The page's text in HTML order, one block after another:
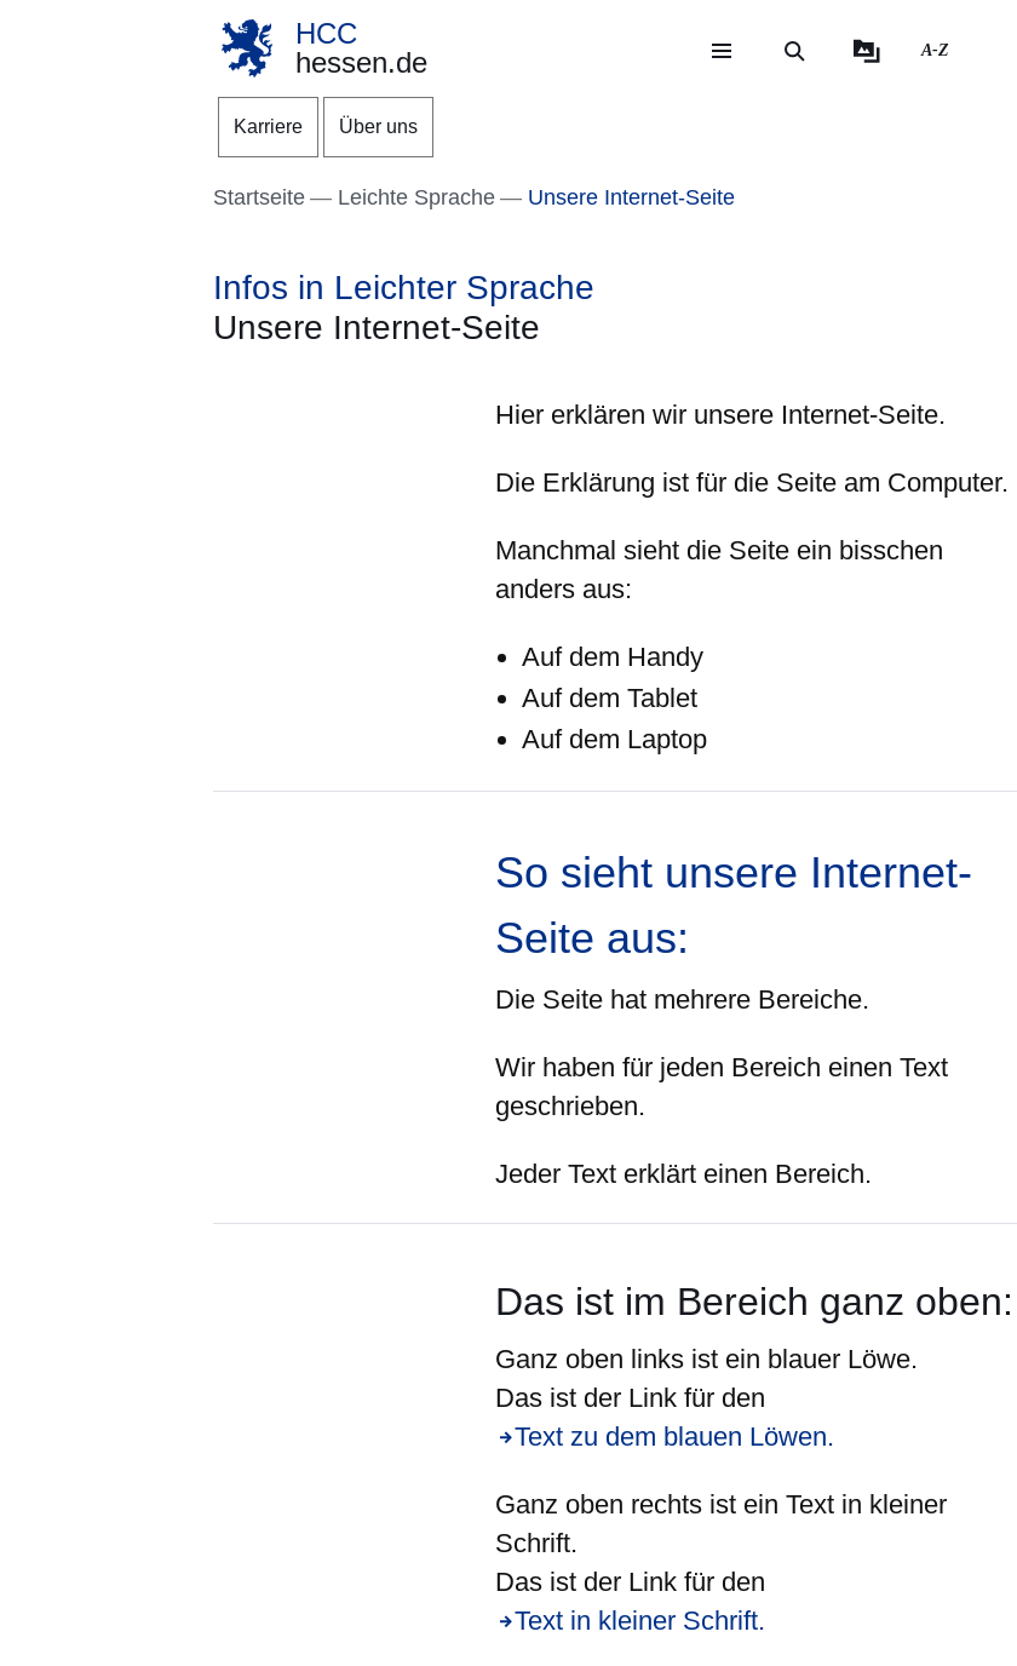
Direkt zum Kopf der Seite
Direkt zum Inhalt
Direkt zum Fuß der Seite
HCC
hessen.de
A-Z
Karriere Über uns
Startseite Leichte Sprache Unsere Internet-Seite
Infos in Leichter Sprache
Unsere Internet-Seite
Hier erklären wir unsere Internet-Seite.
Die Erklärung ist für die Seite am Computer.
Manchmal sieht die Seite ein bisschen
anders aus:
Auf dem Handy
Auf dem Tablet
Auf dem Laptop
So sieht unsere Internet-
Seite aus:
Die Seite hat mehrere Bereiche.
Wir haben für jeden Bereich einen Text
geschrieben.
Jeder Text erklärt einen Bereich.
Das ist im Bereich ganz oben:
Ganz oben links ist ein blauer Löwe.
Das ist der Link für den
Text zu dem blauen Löwen.
Ganz oben rechts ist ein Text in kleiner
Schrift.
Das ist der Link für den
Text in kleiner Schrift.